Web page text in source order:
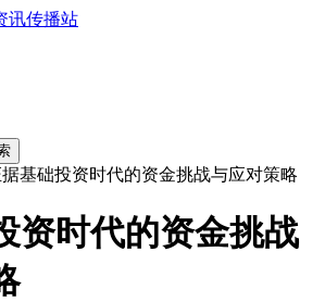
基础投资时代的资金挑战与应对策略
资时代的资金挑战